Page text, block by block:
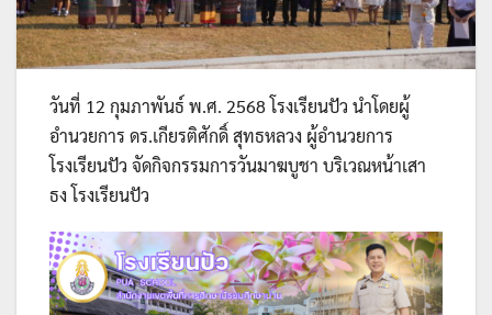
วันที่ 12 กุมภาพันธ์ พ.ศ. 2568 โรงเรียนปัว นำโดยผู้
อำนวยการ ดร.เกียรติศักดิ์ สุทธหลวง ผู้อำนวยการ
โรงเรียนปัว จัดกิจกรรมการวันมาฆบูชา บริเวณหน้าเสา
ธง โรงเรียนปัว